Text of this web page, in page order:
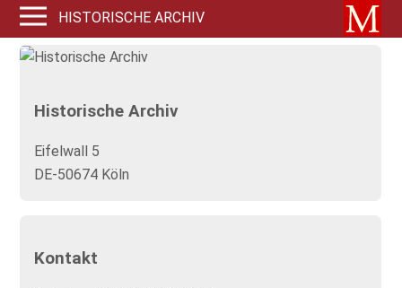
HISTORISCHE ARCHIV
Historische Archiv
Eifelwall 5
DE-50674 Köln
Kontakt